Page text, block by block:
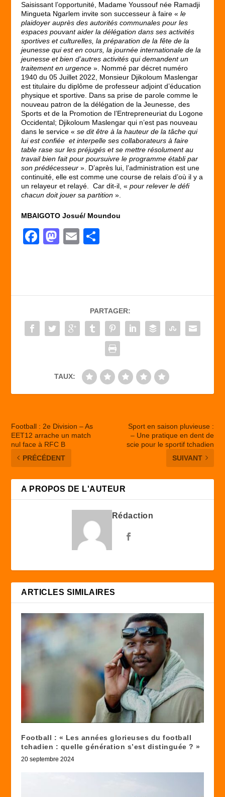
Saisissant l’opportunité, Madame Youssouf née Ramadji
Mingueta Ngarlem invite son successeur à faire «le
plaidoyer auprès des autorités communales pour les
espaces pouvant aider la délégation dans ses activités
sportives et culturelles, la préparation de la fête de la
jeunesse qui est en cours, la journée internationale de la
jeunesse et bien d’autres activités qui demandent un
traitement en urgence ». Nommé par décret numéro
1940 du 05 Juillet 2022, Monsieur Djikoloum Maslengar
est titulaire du diplôme de professeur adjoint d’éducation
physique et sportive. Dans sa prise de parole comme le
nouveau patron de la délégation de la Jeunesse, des
Sports et de la Promotion de l’Entrepreneuriat du Logone
Occidental; Djikoloum Maslengar qui n’est pas nouveau
dans le service «se dit être à la hauteur de la tâche qui
lui est confiée et interpelle ses collaborateurs à faire
table rase sur les préjugés et se mettre résolument au
travail bien fait pour poursuivre le programme établi par
son prédécesseur ». D’après lui, l’administration est une
continuité, elle est comme une course de relais d’où il y a
un relayeur et relayé. Car dit-il, «pour relever le défi
chacun doit jouer sa partition ».
MBAIGOTO Josué/ Moundou
F
b
o
o
M
d
o
n
E
er
PARTAGER:
TAUX:
Football : 2e Division – As
EET12 arrache un match
nul face à RFC B
PRÉCÉDENT
Sport en saison pluvieuse :
– Une pratique en dent de
scie pour le sportif tchadien
SUIVANT
A PROPOS DE L'AUTEUR
Rédaction
ARTICLES SIMILAIRES
Football : « Les années glorieuses du football
tchadien : quelle génération s’est distinguée ? »
20 septembre 2024